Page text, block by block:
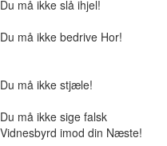
Du må ikke slå ihjel!
Du må ikke bedrive Hor!
Du må ikke stjæle!
Du må ikke sige falsk
Vidnesbyrd imod din Næste!